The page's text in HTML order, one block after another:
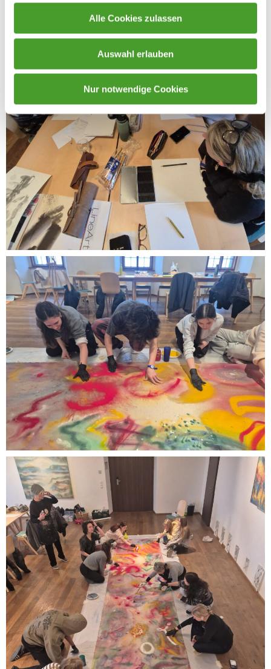
Alle Cookies zulassen
Auswahl erlauben
Nur notwendige Cookies